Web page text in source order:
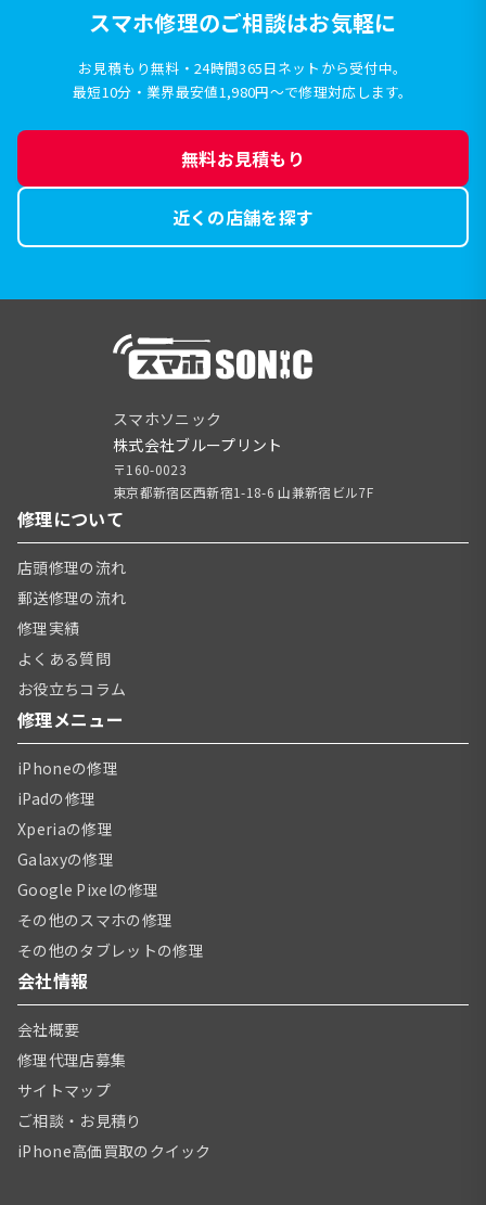
スマホ修理のご相談はお気軽に
お見積もり無料・24時間365日ネットから受付中。
最短10分・業界最安値1,980円〜で修理対応します。
無料お見積もり
近くの店舗を探す
スマホソニック
株式会社ブループリント
〒160-0023
東京都新宿区西新宿1-18-6 山兼新宿ビル7F
修理について
店頭修理の流れ
郵送修理の流れ
修理実績
よくある質問
お役立ちコラム
修理メニュー
iPhoneの修理
iPadの修理
Xperiaの修理
Galaxyの修理
Google Pixelの修理
その他のスマホの修理
その他のタブレットの修理
会社情報
会社概要
修理代理店募集
サイトマップ
ご相談・お見積り
iPhone高価買取のクイック